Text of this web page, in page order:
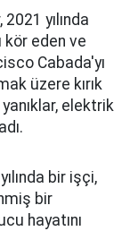
yılında
kör eden ve
Cabada'yı
üzere kırık
elektrik
bir işçi,
bir
hayatını